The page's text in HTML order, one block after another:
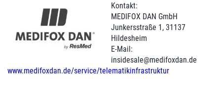
Kontakt:
MEDIFOX DAN GmbH
Junkersstraße 1, 31137
Hildesheim
E-Mail:
insidesale@medifoxdan.de
www.medifoxdan.de/service/telematikinfrastruktur